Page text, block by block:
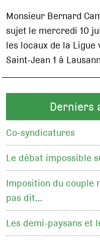
Monsieur Bernard
sujet le mercredi 10
les locaux de la Ligue
Saint-Jean 1 à
Derniers
Co-syndicatures
Le débat impossible
Imposition du couple
pas dit…
Les demi-paysans et